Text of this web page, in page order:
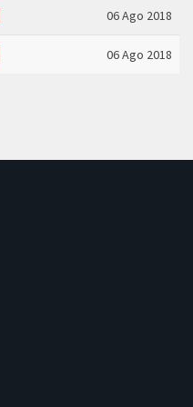
06 Ago 2018
06 Ago 2018